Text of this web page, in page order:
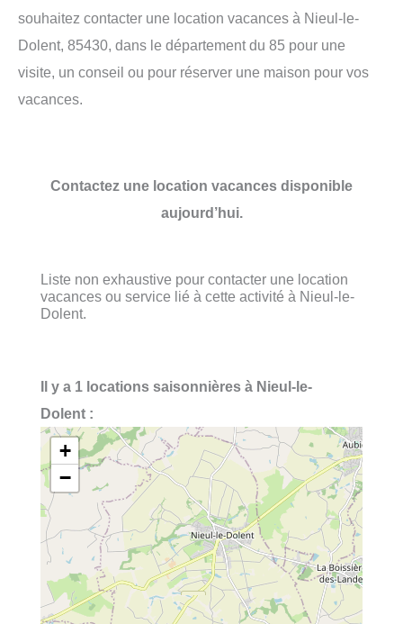
souhaitez contacter une location vacances à Nieul-le-
Dolent, 85430, dans le département du 85 pour une
visite, un conseil ou pour réserver une maison pour vos
vacances.
Contactez une location vacances disponible
aujourd’hui.
Liste non exhaustive pour contacter une location
vacances ou service lié à cette activité à Nieul-le-
Dolent.
Il y a 1 locations saisonnières à Nieul-le-
Dolent :
+
−